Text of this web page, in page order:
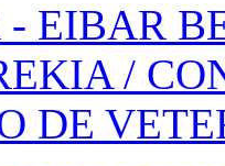
EIBAR
/
DE